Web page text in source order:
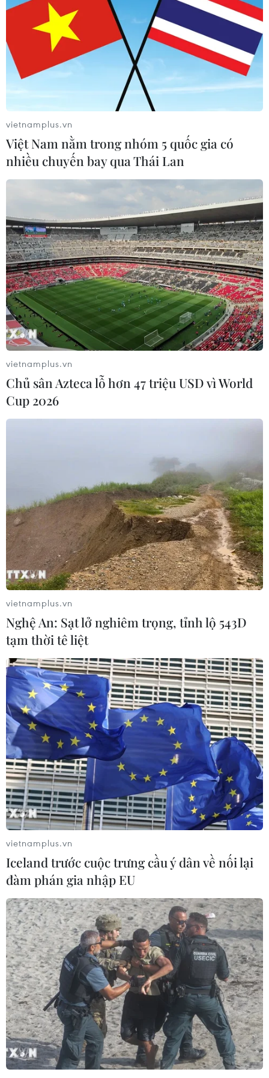
vietnamplus.vn
Việt Nam nằm trong nhóm 5 quốc gia có
nhiều chuyến bay qua Thái Lan
vietnamplus.vn
Chủ sân Azteca lỗ hơn 47 triệu USD vì World
Cup 2026
vietnamplus.vn
Nghệ An: Sạt lở nghiêm trọng, tỉnh lộ 543D
tạm thời tê liệt
vietnamplus.vn
Iceland trước cuộc trưng cầu ý dân về nối lại
đàm phán gia nhập EU